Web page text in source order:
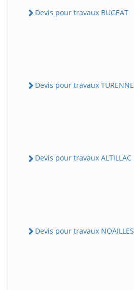
Devis pour travaux BUGEAT
Devis pour travaux TURENNE
Devis pour travaux ALTILLAC
Devis pour travaux NOAILLES